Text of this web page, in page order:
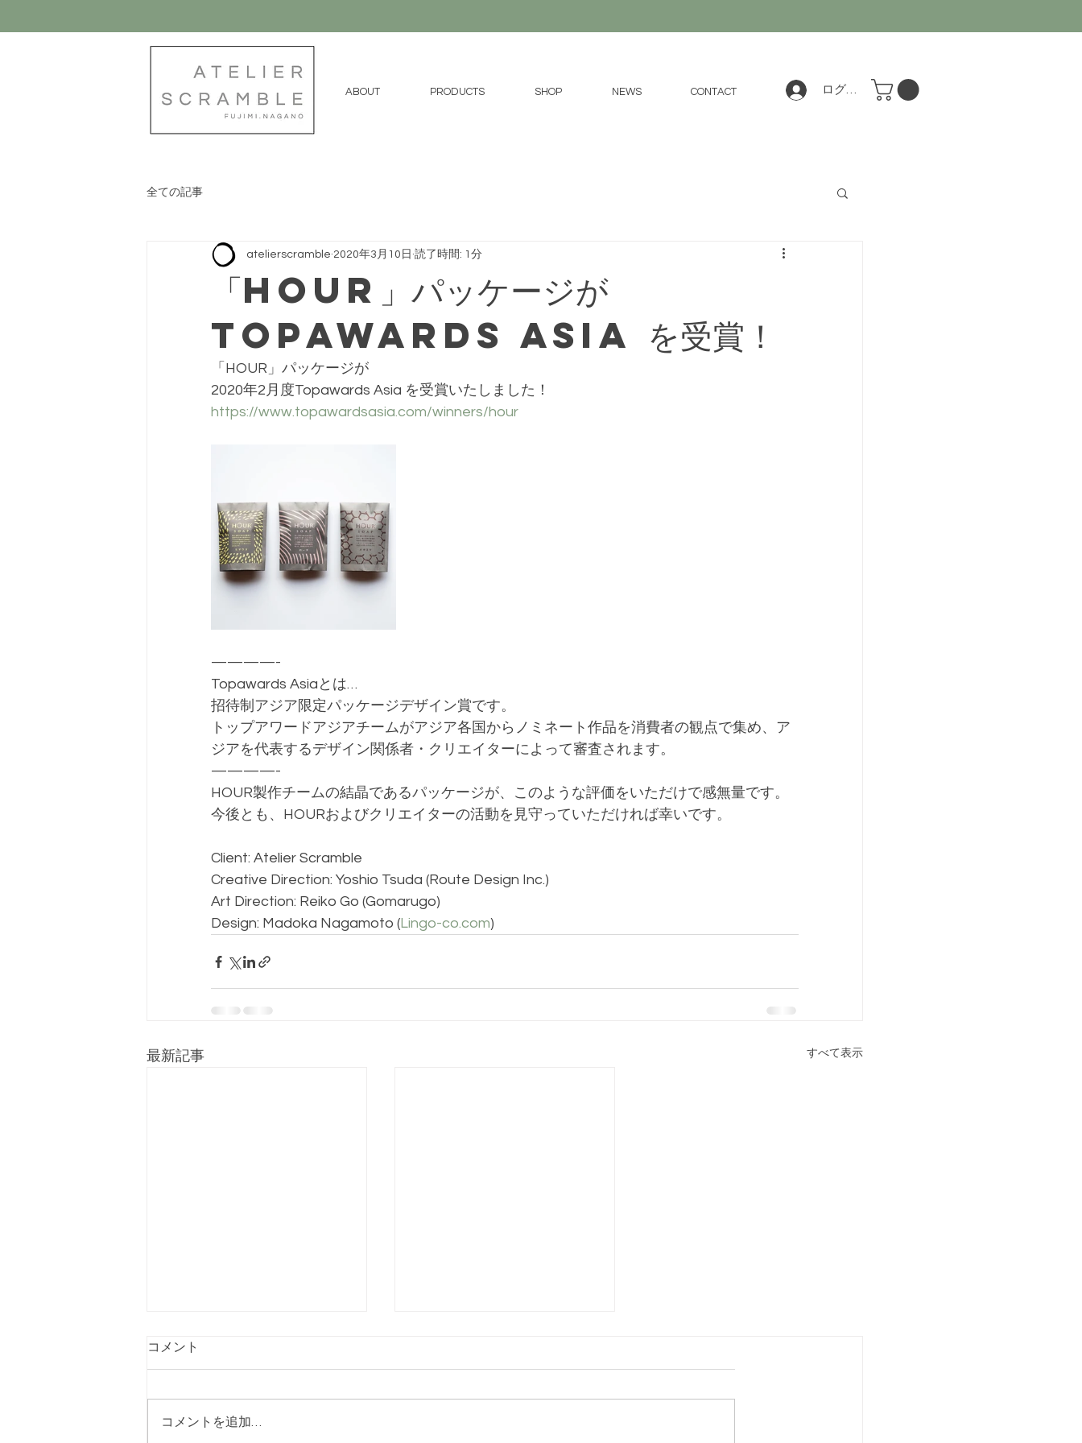
ABOUT PRODUCTS SHOP NEWS CONTACT ログイン
全ての記事
「HOUR」パッケージが
Topawards Asia を受賞！
atelierscramble 2020年3月10日 読了時間: 1分
「HOUR」パッケージが
2020年2月度Topawards Asia を受賞いたしました！
https://www.topawardsasia.com/winners/hour
————-
Topawards Asiaとは…
招待制アジア限定パッケージデザイン賞です。
トップアワードアジアチームがアジア各国からノミネート作品を消費者の観点で集め、ア
ジアを代表するデザイン関係者・クリエイターによって審査されます。
————-
HOUR製作チームの結晶であるパッケージが、このような評価をいただけで感無量です。
今後とも、HOURおよびクリエイターの活動を見守っていただければ幸いです。
Client: Atelier Scramble
Creative Direction: Yoshio Tsuda (Route Design Inc.)
Art Direction: Reiko Go (Gomarugo)
Design: Madoka Nagamoto (Lingo-co.com)
最新記事 すべて表示
コメント
コメントを追加…